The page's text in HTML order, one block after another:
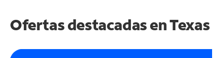
Ofertas destacadas enTexas